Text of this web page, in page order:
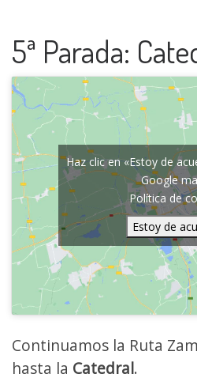
5ª Parada:
Haz clic en «Estoy de
Google
Política de
Estoy de
Continuamos la Ruta
hasta la Catedral.